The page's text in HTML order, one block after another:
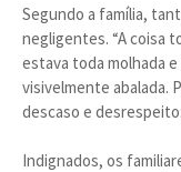
Segundo a família,
negligentes. “A coisa
estava toda molhada
visivelmente abalada.
descaso e
Indignados, os